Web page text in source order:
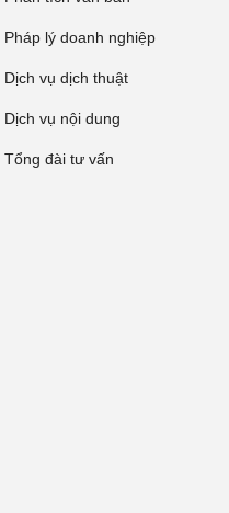
Pháp lý doanh nghiệp
Dịch vụ dịch thuật
Dịch vụ nội dung
Tổng đài tư vấn